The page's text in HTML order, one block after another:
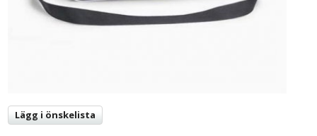
Lägg i önskelista